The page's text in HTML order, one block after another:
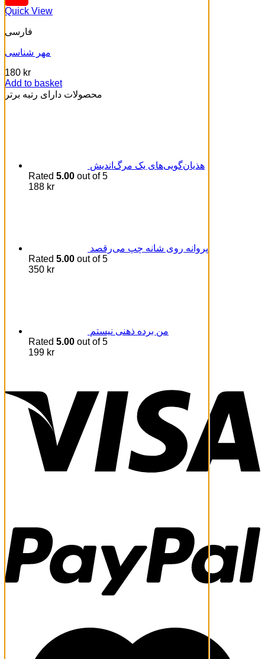
Quick View
فارسی
مهر شناسی
180 kr
Add to basket
محصولات دارای رتبه برتر
هذیان‌گویی‌های یک مرگ‌اندیش
Rated 5.00 out of 5
188 kr
پروانه روی شانه چپ می‌رقصد
Rated 5.00 out of 5
350 kr
من برده ذهنی نیستم
Rated 5.00 out of 5
199 kr